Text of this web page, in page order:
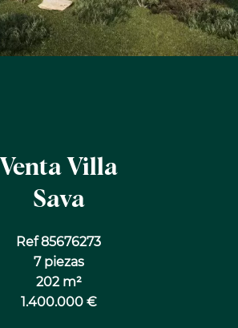
Venta Villa
Sava
Ref 85676273
7 piezas
202 m²
1.400.000 €